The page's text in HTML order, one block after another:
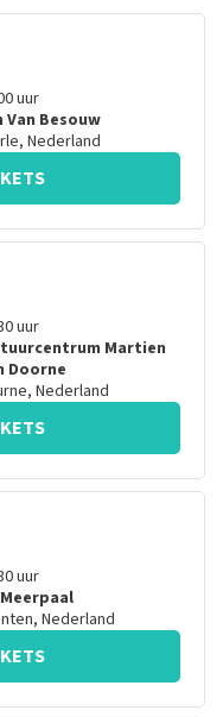
uur
Van Besouw
, Nederland
uur
Martien
Doorne
, Nederland
uur
, Nederland